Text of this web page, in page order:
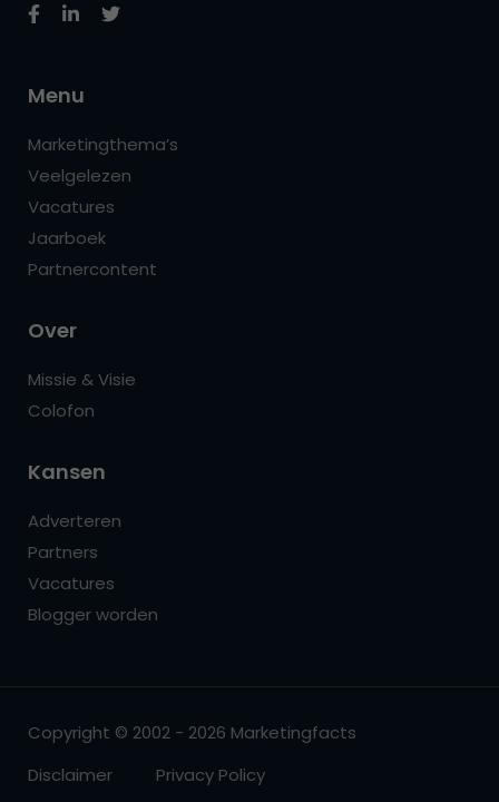
Menu
Marketingthema’s
Veelgelezen
Vacatures
Jaarboek
Partnercontent
Over
Missie & Visie
Colofon
Kansen
Adverteren
Partners
Vacatures
Blogger worden
Copyright © 2002 - 2026 Marketingfacts
Disclaimer
Privacy Policy